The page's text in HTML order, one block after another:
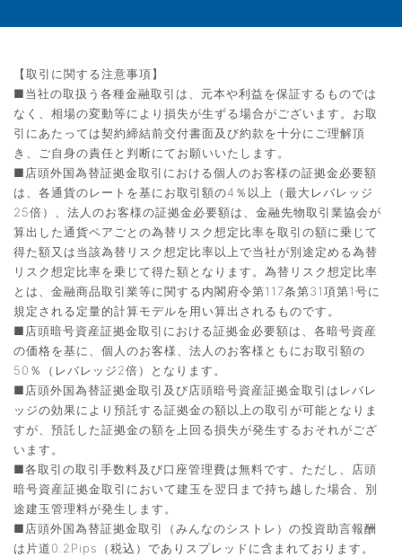
【取引に関する注意事項】
■当社の取扱う各種金融取引は、元本や利益を保証するものでは
なく、相場の変動等により損失が生ずる場合がございます。お取
引にあたっては契約締結前交付書面及び約款を十分にご理解頂
き、ご自身の責任と判断にてお願いいたします。
■店頭外国為替証拠金取引における個人のお客様の証拠金必要額
は、各通貨のレートを基にお取引額の4％以上（最大レバレッジ
25倍）、法人のお客様の証拠金必要額は、金融先物取引業協会が
算出した通貨ペアごとの為替リスク想定比率を取引の額に乗じて
得た額又は当該為替リスク想定比率以上で当社が別途定める為替
リスク想定比率を乗じて得た額となります。為替リスク想定比率
とは、金融商品取引業等に関する内閣府令第117条第31項第1号に
規定される定量的計算モデルを用い算出されるものです。
■店頭暗号資産証拠金取引における証拠金必要額は、各暗号資産
の価格を基に、個人のお客様、法人のお客様ともにお取引額の
50％（レバレッジ2倍）となります。
■店頭外国為替証拠金取引及び店頭暗号資産証拠金取引はレバレ
ッジの効果により預託する証拠金の額以上の取引が可能となりま
すが、預託した証拠金の額を上回る損失が発生するおそれがござ
います。
■各取引の取引手数料及び口座管理費は無料です。ただし、店頭
暗号資産証拠金取引において建玉を翌日まで持ち越した場合、別
途建玉管理料が発生します。
■店頭外国為替証拠金取引（みんなのシストレ）の投資助言報酬
は片道0.2Pips（税込）でありスプレッドに含まれております。